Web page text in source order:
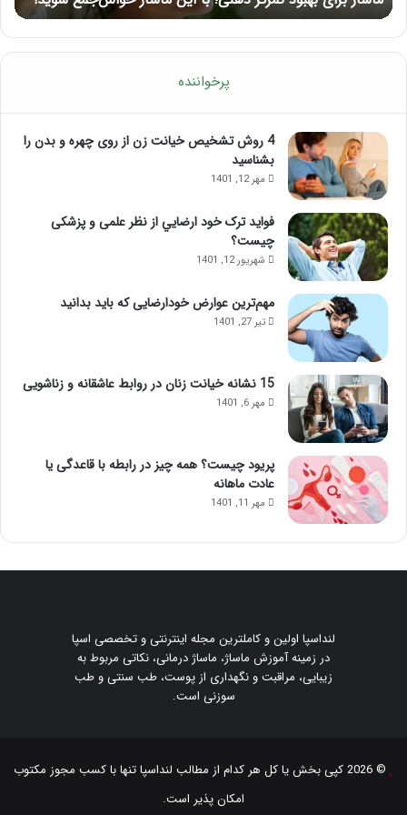
پرخواننده
4 روش تشخیص خیانت زن از روی چهره و بدن را
بشناسید
مهر 12, 1401
فواید ترک خود ارضايي از نظر علمی و پزشکی
چیست؟
شهریور 12, 1401
مهم‌ترین عوارض خودارضایی که باید بدانید
تیر 27, 1401
15 نشانه خیانت زنان در روابط عاشقانه و زناشویی
مهر 6, 1401
پریود چیست؟ همه چیز در رابطه با قاعدگی یا
عادت ماهانه
مهر 11, 1401
لنداسپا اولین و کاملترین مجله اینترنتی و تخصصی اسپا
در زمینه آموزش ماساژ، ماساژ درمانی، نکاتی مربوط به
زیبایی، مراقبت و نگهداری از پوست، طب سنتی و طب
سوزنی است.
© 2026 کپی بخش یا کل هر کدام از مطالب لنداسپاتنها با کسب مجوز مکتوب
امکان پذیر است.